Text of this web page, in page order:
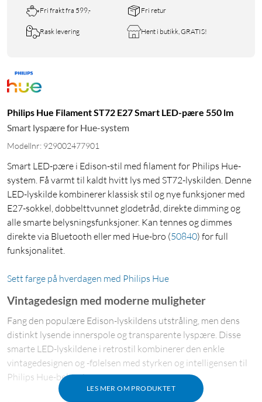
Fri frakt fra 599,- Fri retur
Rask levering Hent i butikk, GRATIS!
Philips Hue Filament ST72 E27 Smart LED-pære 550 lm
Smart lyspære for Hue-system
Modellnr: 929002477901
Smart LED-pære i Edison-stil med filament for Philips Hue-
system. Få varmt til kaldt hvitt lys med ST72-lyskilden. Denne
LED-lyskilde kombinerer klassisk stil og nye funksjoner med
E27-sokkel, dobbelttvunnet glødetråd, direkte dimming og
alle smarte belysningsfunksjoner. Kan tennes og dimmes
direkte via Bluetooth eller med Hue-bro (50840) for full
funksjonalitet.
Sett farge på hverdagen med Philips Hue
LES MER OM PRODUKTET
Vintagedesign med moderne muligheter
Fang den populære Edison-lyskildens utstråling, men dens
distinkt lysende innerspole og transparente lyspære. Disse
smarte LED-lyskildene i retrostil kombinerer den enkle
vintagedesignen og -følelsen med styrken og intelligensen til
Philips Hue-belysningen.